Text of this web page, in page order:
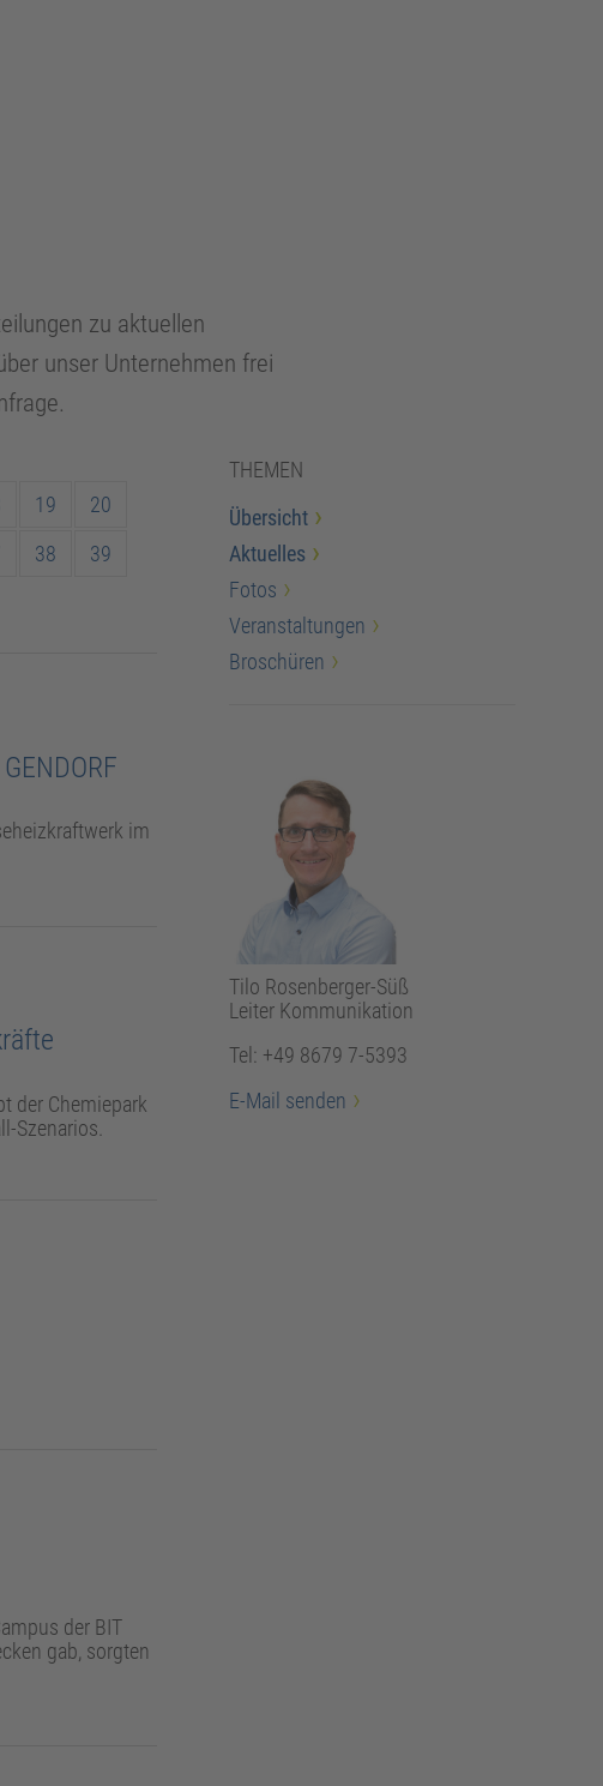
zu aktuellen
unser Unternehmen frei
19
20
38
39
im
der Chemiepark
Szenarios.
der BIT
gab, sorgten
THEMEN
Übersicht
Aktuelles
Fotos
Veranstaltungen
Broschüren
Tilo Rosenberger-Süß
Leiter Kommunikation
Tel: +49 8679 7-5393
E-Mail senden